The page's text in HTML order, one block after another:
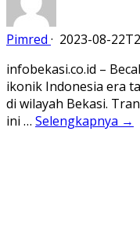
Pimred · 2023-08-
infobekasi.co.id –
ikonik Indonesia era
di wilayah Bekasi.
ini … Selengkapnya →